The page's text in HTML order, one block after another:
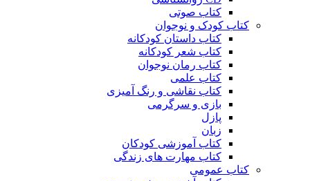
کتاب صوتی
کتاب کودک و نوجوان
کتاب داستان کودکانه
کتاب شعر کودکانه
کتاب رمان نوجوان
کتاب علمی
کتاب نقاشی و رنگ آمیزی
بازی و سرگرمی
پازل
زبان
کتاب آموزشی کودکان
کتاب مهارت های زندگی
کتاب عمومی